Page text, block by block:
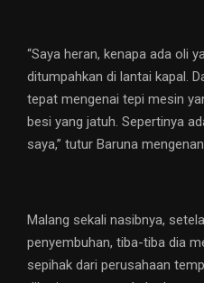
“Saya heran, kenapa ada oli
ditumpahkan di lantai kapal.
tepat mengenai tepi mesin
besi yang jatuh. Sepertinya
saya,” tutur Baruna
Malang sekali nasibnya,
penyembuhan, tiba-tiba dia
sepihak dari perusahaan